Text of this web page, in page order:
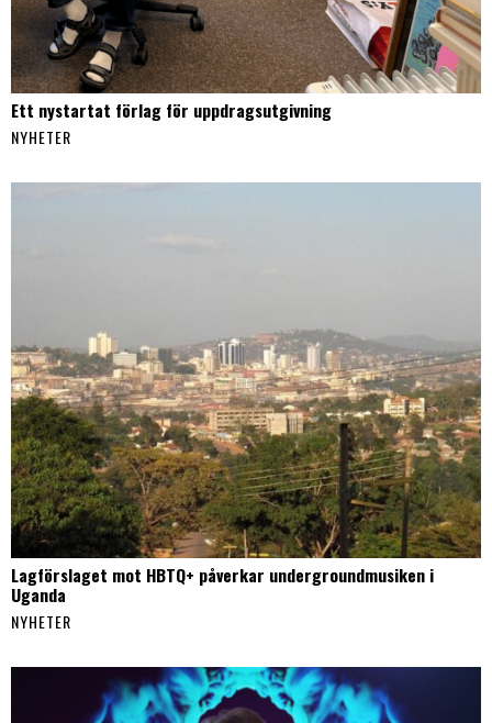
Ett nystartat förlag för uppdragsutgivning
NYHETER
Lagförslaget mot HBTQ+ påverkar undergroundmusiken i
Uganda
NYHETER